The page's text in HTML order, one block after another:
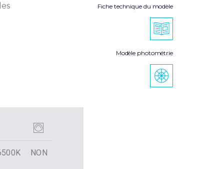
Fiche technique du modèle
Modèle photométrie
NON